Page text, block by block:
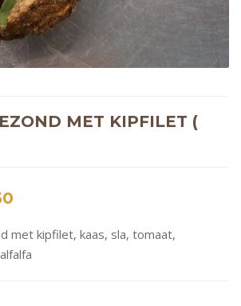
MET KIPFILET (
tot
€4,50
met kipfilet, kaas, sla, tomaat,